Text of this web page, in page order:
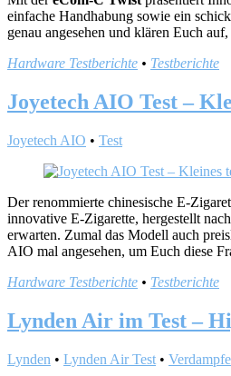
einfache Handhabung sowie ein
genau angesehen und klären Euch
Hardware Testberichte • Testberichte
Joyetech AIO Test –
Joyetech AIO • Test
Der renommierte chinesische E-
innovative E-Zigarette, hergestellt
erwarten. Zumal das Modell auch
AIO mal angesehen, um Euch diese
Hardware Testberichte • Testberichte
Lynden Air im Test –
Lynden • Lynden Air Test •